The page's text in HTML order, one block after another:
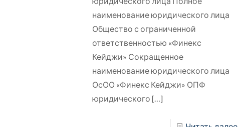
наименование юридического лица
Общество с ограниченной
ответственностью «Финекс
Кейджи» Сокращенное
наименование юридического лица
ОсОО «Финекс Кейджи» ОПФ
юридического […]